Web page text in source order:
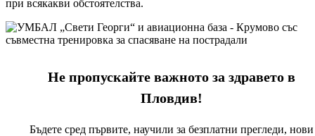
при всякакви обстоятелства.
Не пропускайте важното за здравето в
Пловдив!
Бъдете сред първите, научили за безплатни прегледи, нови